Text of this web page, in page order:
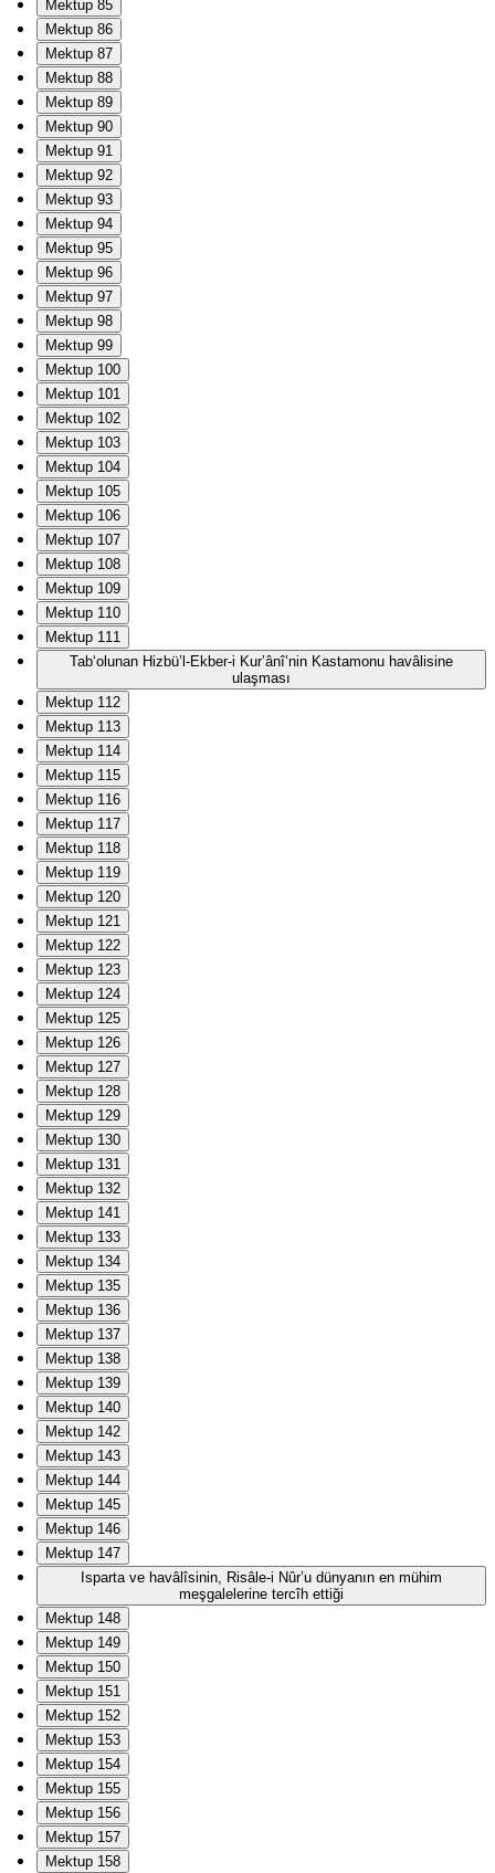
Mektup 85
Mektup 86
Mektup 87
Mektup 88
Mektup 89
Mektup 90
Mektup 91
Mektup 92
Mektup 93
Mektup 94
Mektup 95
Mektup 96
Mektup 97
Mektup 98
Mektup 99
Mektup 100
Mektup 101
Mektup 102
Mektup 103
Mektup 104
Mektup 105
Mektup 106
Mektup 107
Mektup 108
Mektup 109
Mektup 110
Mektup 111
Tab‘olunan Hizbü’l-Ekber-i Kur’ânî’nin Kastamonu havâlisine
ulaşması
Mektup 112
Mektup 113
Mektup 114
Mektup 115
Mektup 116
Mektup 117
Mektup 118
Mektup 119
Mektup 120
Mektup 121
Mektup 122
Mektup 123
Mektup 124
Mektup 125
Mektup 126
Mektup 127
Mektup 128
Mektup 129
Mektup 130
Mektup 131
Mektup 132
Mektup 141
Mektup 133
Mektup 134
Mektup 135
Mektup 136
Mektup 137
Mektup 138
Mektup 139
Mektup 140
Mektup 142
Mektup 143
Mektup 144
Mektup 145
Mektup 146
Mektup 147
Isparta ve havâlîsinin, Risâle-i Nûr’u dünyanın en mühim
meşgalelerine tercîh ettiği
Mektup 148
Mektup 149
Mektup 150
Mektup 151
Mektup 152
Mektup 153
Mektup 154
Mektup 155
Mektup 156
Mektup 157
Mektup 158